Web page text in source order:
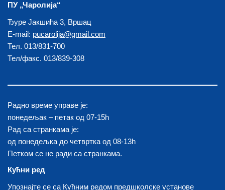
ПУ „Чаролија“
Ђуре Јакшића 3, Вршац
E-mail: pucarolija@gmail.com
Тел. 013/831-700
Тел/факс. 013/839-308
Радно време управе је:
понедељак – петак од 07-15h
Рад са странкама је:
од понедељка до четвртка од 08-13h
Петком се не ради са странкама.
Кућни ред
Упознајте се са Кућним редом предшколске установе